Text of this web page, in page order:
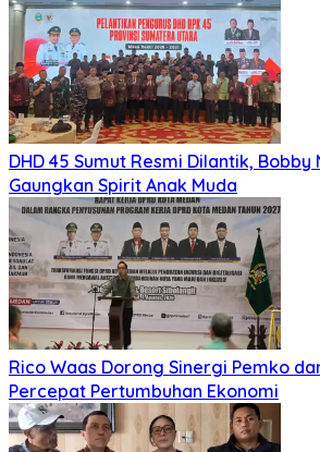
DHD 45 Sumut Resmi Dilantik, Bobby
Gaungkan Spirit Anak Muda
Rico Waas Dorong Sinergi Pemko
Percepat Pertumbuhan Ekonomi